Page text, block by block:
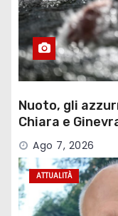
Nuoto, gli
Chiara e
Ago 7, 2026
ATTUALITÀ